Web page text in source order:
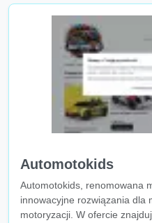
Automotokids
Automotokids, renomowana
innowacyjne rozwiązania dla
motoryzacji. W ofercie